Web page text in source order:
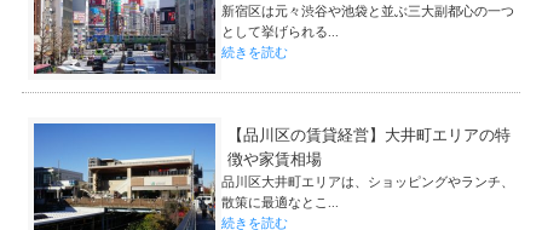
新宿区は元々渋谷や池袋と並ぶ三大副都心の一つ
として挙げられる...
続きを読む
【品川区の賃貸経営】大井町エリアの特
徴や家賃相場
品川区大井町エリアは、ショッピングやランチ、
散策に最適なとこ...
続きを読む